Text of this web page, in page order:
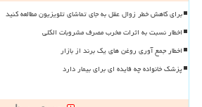
برای کاهش خطر زوال عقل به جای تماشای تلویزیون مطالعه کنید
اخطار نسبت به اثرات مخرب مصرف مشروبات الکلی
اخطار جمع آوری روغن های یک برند از بازار
پزشک خانواده چه فایده ای برای بیمار دارد